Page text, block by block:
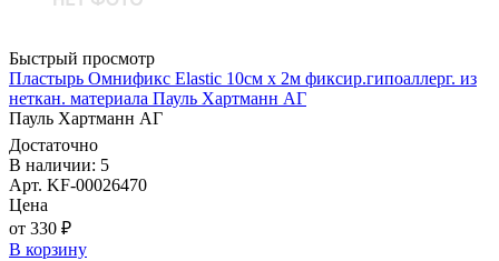
Быстрый просмотр
Пластырь Омнификс Elastic 10см х 2м фиксир.гипоаллерг. из
неткан. материала Пауль Хартманн AГ
Пауль Хартманн AГ
Достаточно
В наличии: 5
Арт. KF-00026470
Цена
от 330 ₽
В корзину